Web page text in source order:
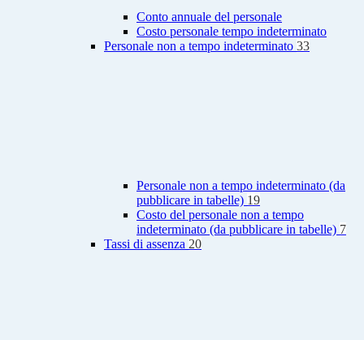
Conto annuale del personale
Costo personale tempo indeterminato
Personale non a tempo indeterminato 33
Personale non a tempo indeterminato (da
pubblicare in tabelle) 19
Costo del personale non a tempo
indeterminato (da pubblicare in tabelle) 7
Tassi di assenza 20